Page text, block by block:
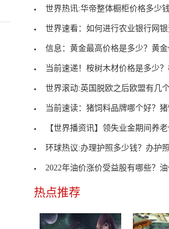
世界热讯:华帝整体橱柜价格多少钱？
世界速看：如何进行农业银行网银登录
信息：黄金最高价格是多少？黄金价格
当前速递！桉树木材价格是多少？桉树
世界滚动:英国脱欧之后欧盟有几个成
当前速读：猪饲料品牌哪个好？猪饲料
【世界播资讯】领失业金期间养老保险
环球热议:办理护照多少钱？办护
2022年油价涨价受益股有哪些？油价涨
热点推荐